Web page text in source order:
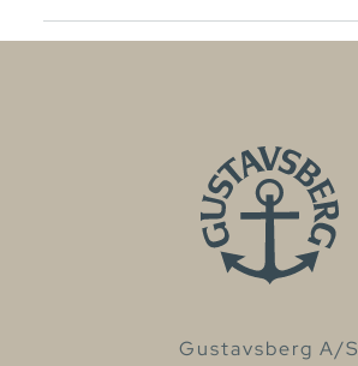
Gustavsberg A/S